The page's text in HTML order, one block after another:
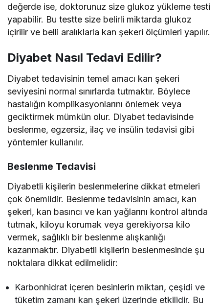
değerde ise, doktorunuz size glukoz yükleme testi
yapabilir. Bu testte size belirli miktarda glukoz
içirilir ve belli aralıklarla kan şekeri ölçümleri yapılır.
Diyabet Nasıl Tedavi Edilir?
Diyabet tedavisinin temel amacı kan şekeri
seviyesini normal sınırlarda tutmaktır. Böylece
hastalığın komplikasyonlarını önlemek veya
geciktirmek mümkün olur. Diyabet tedavisinde
beslenme, egzersiz, ilaç ve insülin tedavisi gibi
yöntemler kullanılır.
Beslenme Tedavisi
Diyabetli kişilerin beslenmelerine dikkat etmeleri
çok önemlidir. Beslenme tedavisinin amacı, kan
şekeri, kan basıncı ve kan yağlarını kontrol altında
tutmak, kiloyu korumak veya gerekiyorsa kilo
vermek, sağlıklı bir beslenme alışkanlığı
kazanmaktır. Diyabetli kişilerin beslenmesinde şu
noktalara dikkat edilmelidir:
Karbonhidrat içeren besinlerin miktarı, çeşidi ve
tüketim zamanı kan şekeri üzerinde etkilidir. Bu